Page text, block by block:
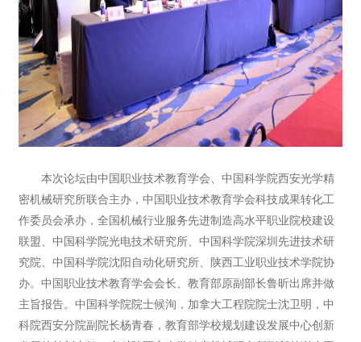
本次论坛由中国职业技术教育学会、中国科学院西安光学精
密机械研究所联合主办，中国职业技术教育学会科技成果转化工
作委员会承办，全国机械行业服务先进制造高水平职业院校建设
联盟、中国科学院光电技术研究所、中国科学院深圳先进技术研
究院、中国科学院沈阳自动化研究所、陕西工业职业技术学院协
办。中国职业技术教育学会会长、教育部原副部长鲁昕出席并做
主旨报告。中国科学院院士候洵，加拿大工程院院士沈卫明，中
科院西安分院副院长杨青春，教育部学校规划建设发展中心创新